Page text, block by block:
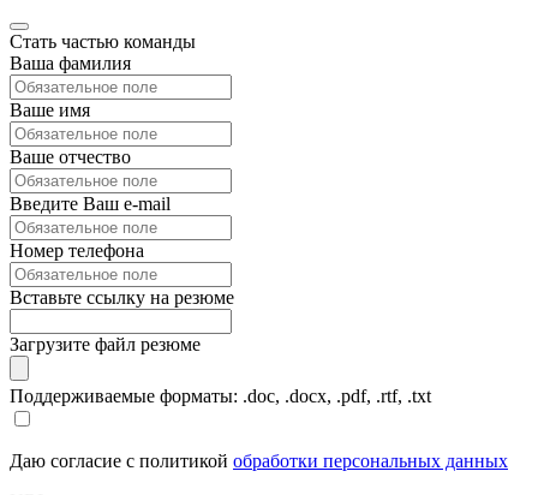
Стать частью команды
Ваша фамилия
Ваше имя
Ваше отчество
Введите Ваш e-mail
Номер телефона
Вставьте ссылку на резюме
Загрузите файл резюме
Поддерживаемые форматы: .doc, .docx, .pdf, .rtf, .txt
Даю согласие с политикой обработки персональных данных